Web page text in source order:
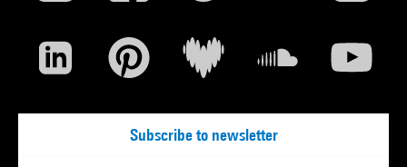
Subscribe to newsletter